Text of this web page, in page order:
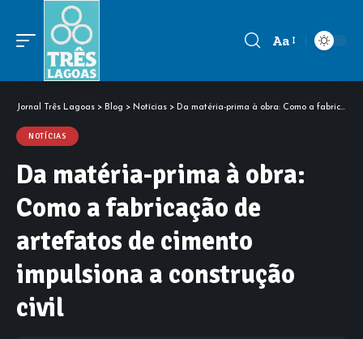
Font
Aa
Jornal Três Lagoas > Blog > Notícias > Da matéria-prima à obra: Como a fabricação de artefatos de cimento impulsiona a construção civil
NOTÍCIAS
Da matéria-prima à obra:
Como a fabricação de
artefatos de cimento
impulsiona a construção
civil